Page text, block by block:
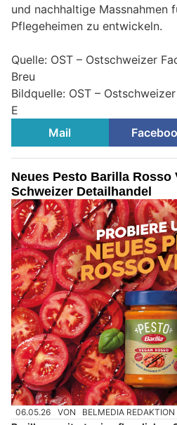
und nachhaltige Massnahmen
Pflegeheimen zu entwickeln.
Quelle: OST – Ostschweizer
Breu
Bildquelle: OST –
E
Mail
Neues Pesto Barilla Rosso
Schweizer Detailhandel
06.05.26 VON BELMEDIA REDAKTION